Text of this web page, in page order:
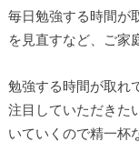
毎日勉強する時間が
を見直すなど、ご家
勉強する時間が取れ
注目していただきた
いていくので精一杯